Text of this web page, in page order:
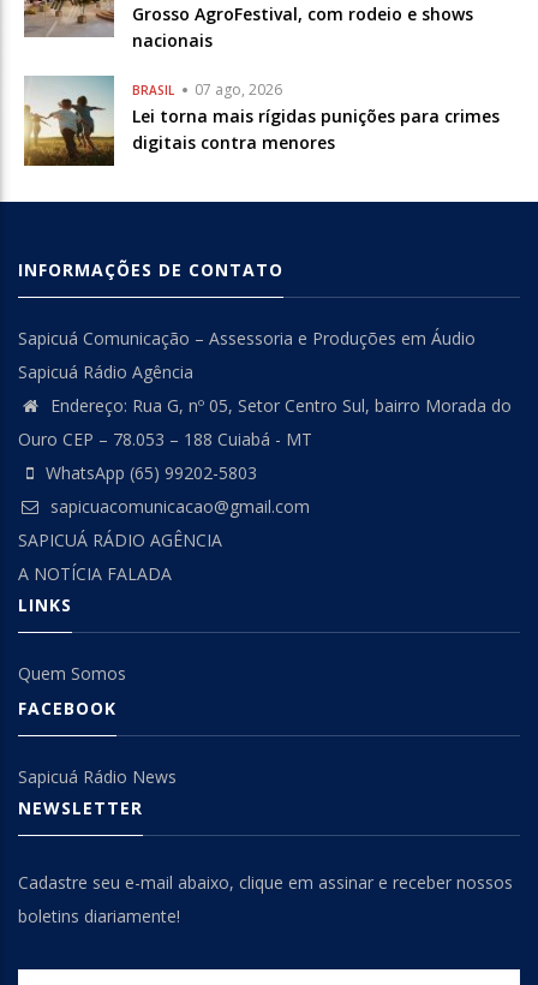
Grosso AgroFestival, com rodeio e shows
nacionais
BRASIL 07 ago, 2026
Lei torna mais rígidas punições para crimes
digitais contra menores
INFORMAÇÕES DE CONTATO
Sapicuá Comunicação – Assessoria e Produções em Áudio
Sapicuá Rádio Agência
Endereço: Rua G, nº 05, Setor Centro Sul, bairro Morada do
Ouro CEP – 78.053 – 188 Cuiabá - MT
WhatsApp (65) 99202-5803
sapicuacomunicacao@gmail.com
SAPICUÁ RÁDIO AGÊNCIA
A NOTÍCIA FALADA
LINKS
Quem Somos
FACEBOOK
Sapicuá Rádio News
NEWSLETTER
Cadastre seu e-mail abaixo, clique em assinar e receber nossos
boletins diariamente!